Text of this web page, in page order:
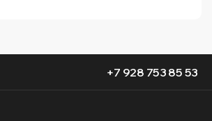
+7 928 753 85 53